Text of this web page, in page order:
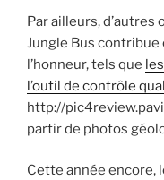
Par ailleurs,
Jungle Bus
l’honneur, tels que
l’outil de contrôle
http://
partir de photos
Cette année encore,